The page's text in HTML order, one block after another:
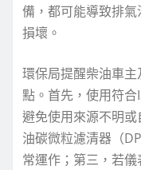
備，都可能導致排
損壞。
環保局提醒柴油車
點。首先，使用符合
避免使用來源不明
油碳微粒濾清器（
常運作；第三，若